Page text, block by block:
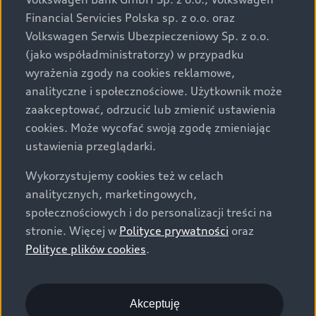
Financial Servicies Polska sp. z o.o. oraz
Volkswagen Serwis Ubezpieczeniowy Sp. z o.o.
(jako współadministratorzy) w przypadku
wyrażenia zgody na cookies reklamowe,
analityczne i społecznościowe. Użytkownik może
zaakceptować, odrzucić lub zmienić ustawienia
cookies. Może wycofać swoją zgodę zmieniając
ustawienia przeglądarki.
Wykorzystujemy cookies też w celach
analitycznych, marketingowych,
społecznościowych i do personalizacji treści na
stronie. Więcej w Polityce prywatności oraz
Polityce plików cookies.
Akceptuję
za dopłatą. Wiążące ustalenie ceny, wyposażenia i
specyfikacji pojazdu następują w umowie sprzedaży, a
określenie parametrów technicznych zawiera
świadectwo homologacji typu pojazdu. Zastrzegamy
sobie prawo do zmian i pomyłek. Wszelkie informacje
prezentowane na stronie są aktualne na dzień ich
zamieszczania. W celu uzyskania najnowszych
informacji prosimy kontaktować się z Partnerem Marki
Audi.
Wszystkie produkowane obecnie samochody marki Audi
są wykonywane z materiałów spełniających pod
względem możliwości odzysku i recyklingu wymagania
określone w normie ISO 22628 i są zgodne z
europejskimi świadectwami homologacji wydanymi wg
o.o. podlega obowiązkowi zapewnienia wszystkim
użytkownikom samochodów marki Volkswagen sieci